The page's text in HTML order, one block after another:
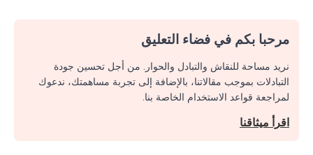
مرحبا بكم في فضاء التعليق
نريد مساحة للنقاش والتبادل والحوار. من أجل تحسين جودة
التبادلات بموجب مقالاتنا، بالإضافة إلى تجربة مساهمتك، ندعوك
لمراجعة قواعد الاستخدام الخاصة بنا.
اقرأ ميثاقنا